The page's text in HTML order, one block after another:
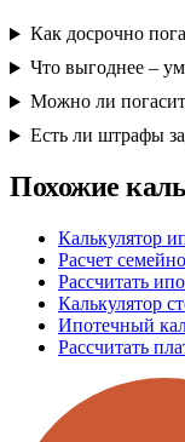
Как досрочно
Что выгоднее –
Можно ли
Есть ли штрафы
Похожие
Калькулятор
Расчет
Рассчитать
Калькулятор
Ипотечный
Рассчитать